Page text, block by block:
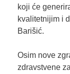
koji će
kvalitetnijim i
Barišić.
Osim nove
zdravstvene